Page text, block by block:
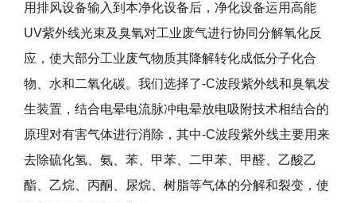
用排风设备输入到本净化设备后，净化设备运用高能
UV紫外线光束及臭氧对工业废气进行协同分解氧化反
应，使大部分工业废气物质其降解转化成低分子化合
物、水和二氧化碳。我们选择了-C波段紫外线和臭氧发
生装置，结合电晕电流脉冲电晕放电吸附技术相结合的
原理对有害气体进行消除，其中-C波段紫外线主要用来
去除硫化氢、氨、苯、甲苯、二甲苯、甲醛、乙酸乙
酯、乙烷、丙酮、尿烷、树脂等气体的分解和裂变，使